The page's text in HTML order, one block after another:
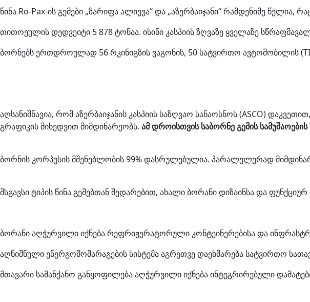
წინა Ro-Pax-ის გემები „ზარიფა ალიევა“ და „აზერბაიჯანი“ რამდენიმე წელია,
თითოეულის დედვეიტი 5 878 ტონაა. ისინი კასპიის ზღვაზე ყველაზე
ბორნებს ერთდროულად 56 რკინიგზის ვაგონის, 50 სატვირთო ავტომობილის
აღსანიშნავია, რომ აზერბაიჯანის კასპიის საზღვაო სანაოსნოს (ASCO)
გრაფიკის მიხედვით მიმდინარეობს. ამ დროისთვის საბორნე გემის
ბორნის კორპუსის მშენებლობის 99% დასრულებულია. პარალელურად
მსგავსი ტიპის წინა გემებთან შედარებით, ახალი ბორანი დიზაინსა და
ბორანი აღჭურვილი იქნება რეფრიჟერატორული კონტეინერებისა და
აღნიშნული ენერგომომარაგების სისტემა აგრეთვე დაეხმარება სატვირთო
მთავარი სამანქანო განყოფილება აღჭურვილი იქნება ინტეგრირებული